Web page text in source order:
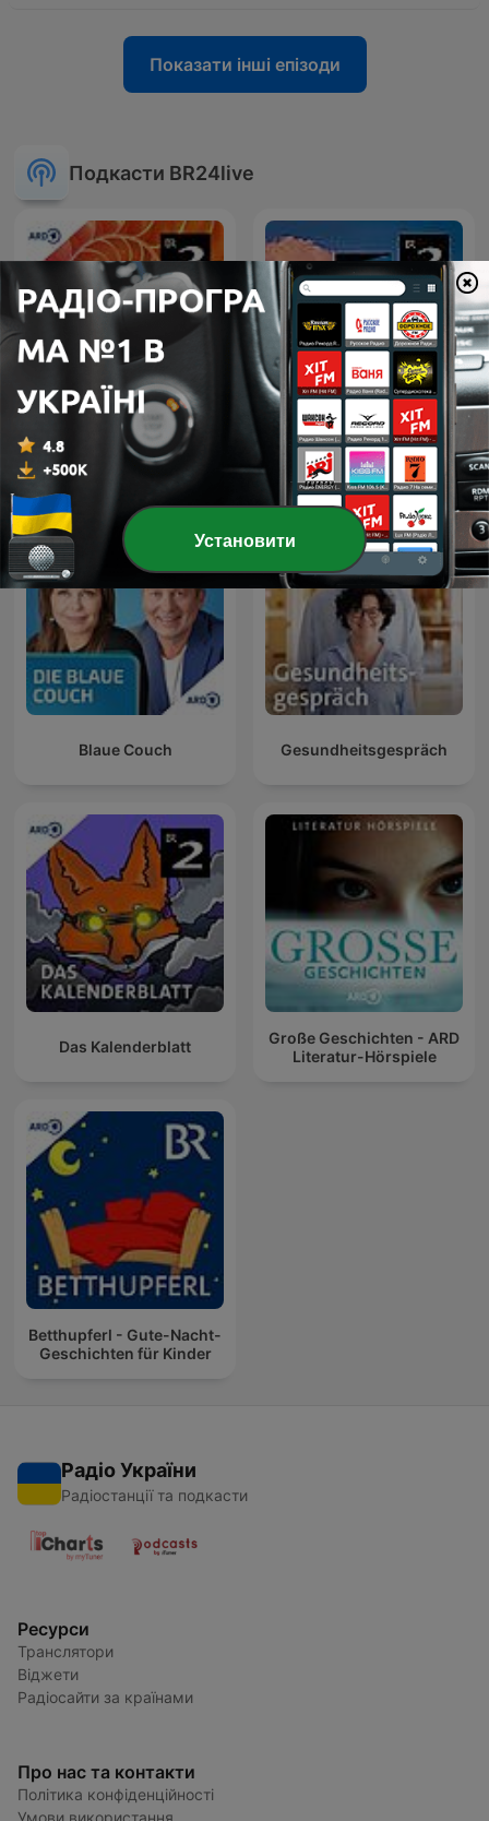
Показати інші епізоди
Подкасти BR24live
IQ - Wissenschaft und
Forschung
Radiowissen
Blaue Couch Gesundheitsgespräch
Das Kalenderblatt
Große Geschichten - ARD
Literatur-Hörspiele
Betthupferl - Gute-Nacht-
Geschichten für Kinder
Радіо України
Радіостанції та подкасти
Ресурси
Транслятори
Віджети
Радіосайти за країнами
Про нас та контакти
Політика конфіденційності
Установити